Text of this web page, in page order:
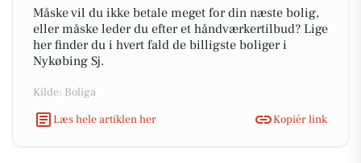
Måske vil du ikke betale meget for din næste bolig,
eller måske leder du efter et håndværkertilbud? Lige
her finder du i hvert fald de billigste boliger i
Nykøbing Sj.
Kilde: Boliga
Læs hele artiklen her
Kopiér link